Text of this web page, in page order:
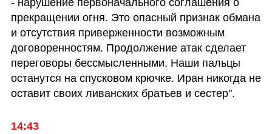
прекращении огня. Это опасный признак обмана
и отсутствия приверженности возможным
договоренностям. Продолжение атак сделает
переговоры бессмысленными. Наши пальцы
останутся на спусковом крючке. Иран никогда не
оставит своих ливанских братьев и сестер".
14:43